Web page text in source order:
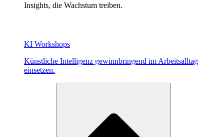
Insights, die Wachstum treiben.
KI Workshops
Künstliche Intelligenz gewinnbringend im Arbeitsalltag
einsetzen.